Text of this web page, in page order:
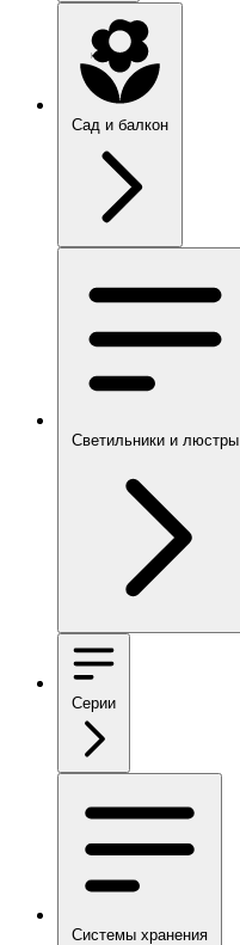
Сад и балкон
Светильники и люстры
Серии
Системы хранения